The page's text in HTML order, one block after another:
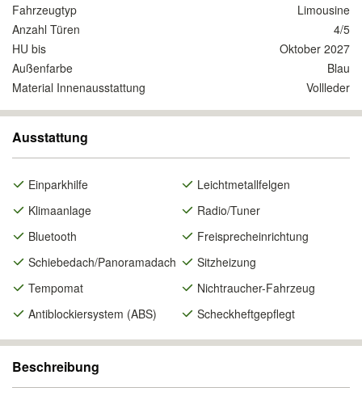
Fahrzeugtyp
Limousine
Anzahl Türen
4/5
HU bis
Oktober 2027
Außenfarbe
Blau
Material Innenausstattung
Vollleder
Ausstattung
Einparkhilfe
Leichtmetallfelgen
Klimaanlage
Radio/Tuner
Bluetooth
Freisprecheinrichtung
Schiebedach/Panoramadach
Sitzheizung
Tempomat
Nichtraucher-Fahrzeug
Antiblockiersystem (ABS)
Scheckheftgepflegt
Beschreibung